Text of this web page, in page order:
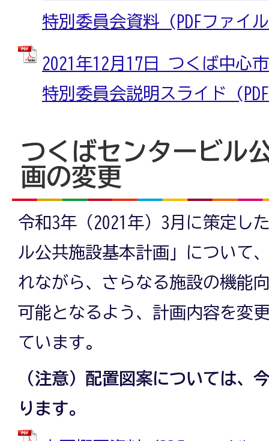
特別委員会資料 (PDFファイ
2021年12月17日 つくば中心
特別委員会説明スライド
つくばセンタービル
画の変更
令和3年（2021年）3月に策定し
ル公共施設基本計画」について
れながら、さらなる施設の機能
可能となるよう、計画内容を変
ています。
（注意）配置図案については、
ります。